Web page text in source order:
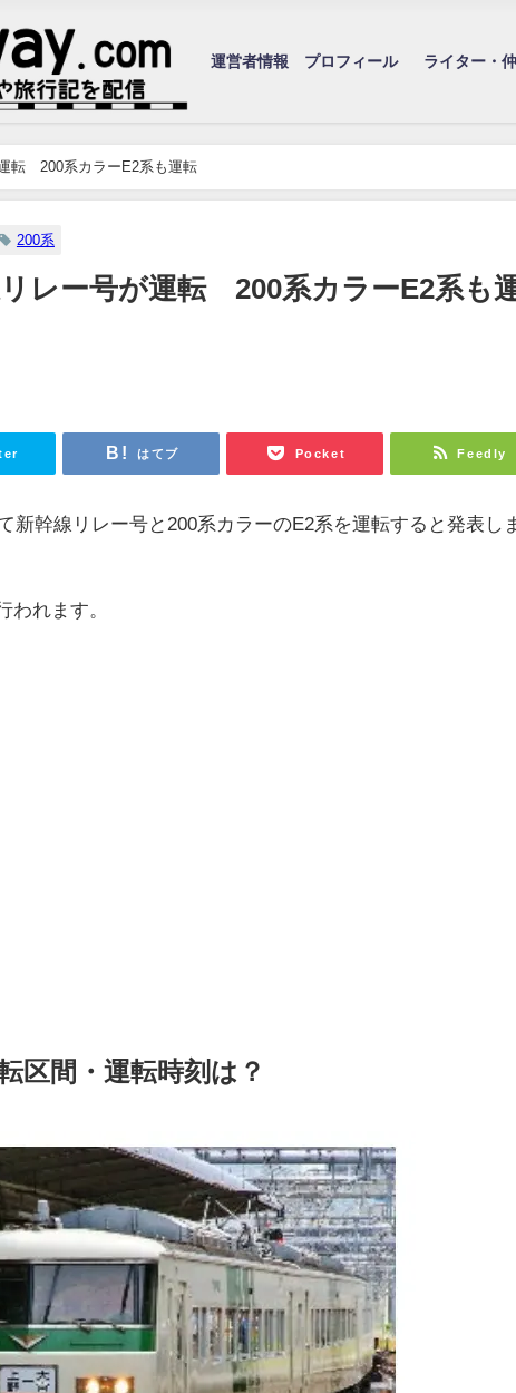
運営者情報 プロフィール ライター・
転 200系カラーE2系も運転
200系
リレー号が運転 200系カラーE2系も
はてブ Pocket Feedly
新幹線リレー号と200系カラーのE2系を運転すると発表し
われます。
区間・運転時刻は？